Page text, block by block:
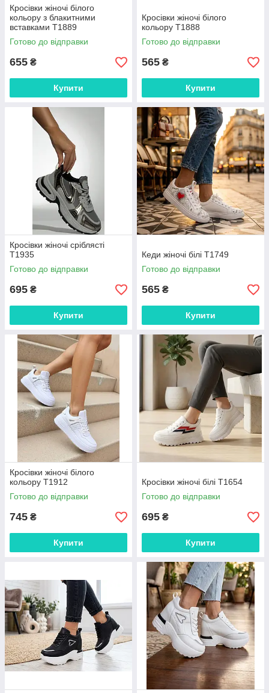
Кросівки жіночі білого
кольору з блакитними
вставками Т1889
Готово до відправки
655 ₴
Купити
Кросівки жіночі білого
кольору Т1888
Готово до відправки
565 ₴
Купити
Кросівки жіночі сріблясті
Т1935
Готово до відправки
695 ₴
Купити
Кеди жіночі білі Т1749
Готово до відправки
565 ₴
Купити
Кросівки жіночі білого
кольору Т1912
Готово до відправки
745 ₴
Купити
Кросівки жіночі білі Т1654
Готово до відправки
695 ₴
Купити